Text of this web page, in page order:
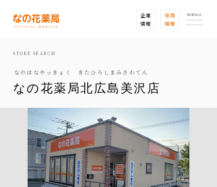
企業
情報
採用
情報
MENU
STORE SEARCH
なのはなやっきょく きたひろしまみさわてん
なの花薬局北広島美沢店